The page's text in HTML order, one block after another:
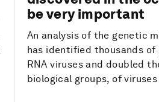
be very important
An analysis of the genetic
has identified thousands of
RNA viruses and doubled
biological groups, of